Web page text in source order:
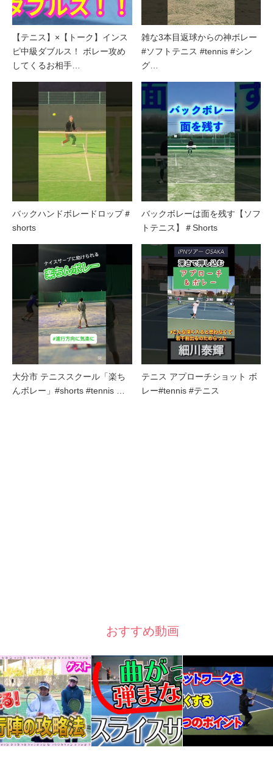
【テニス】×【トーク】インス
ピ中級ダブルス！ ボレー攻め
してくるお相手…
雑な3本目返球からの神ボレー
#ソフトテニス #tennis #シン
グ…
バックハンドボレードロップ＃
shorts
バックボレーは面を残す【ソフ
トテニス】＃Shorts
大分市 テニススクール「楽ち
んボレー」#shorts #tennis …
テニス アプローチショット ボ
レー#tennis #テニス
おすすめ動画